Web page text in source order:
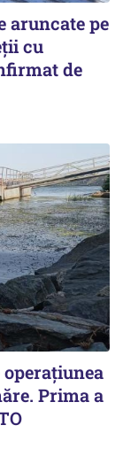
aruncate pe
cu
de
Prima a